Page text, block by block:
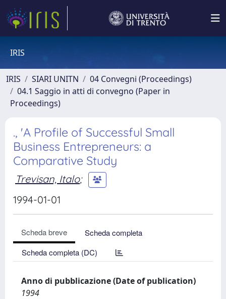
IRIS
IRIS SIARI UNITN
04 Convegni (Proceedings)
04.1 Saggio in atti di convegno (Paper in
Proceedings)
., 'A Profile of Successful Small
Business Entrepreneurs: a
Comparative Study
Trevisan, Italo;
1994-01-01
Scheda breve
Scheda completa
Scheda completa (DC)
Anno di pubblicazione (Date of publication)
1994